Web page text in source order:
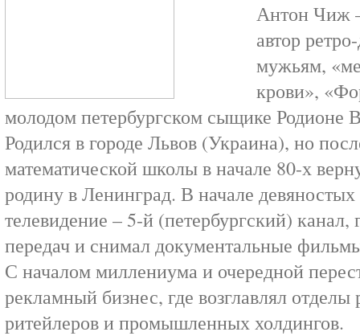
Антон Чиж
автор
мужьям,
крови»,
молодом петербургском сыщике Родионе
Родился в городе Львов (Украина), но
математической школы в начале 80-х
родину в Ленинград. В начале
телевидение – 5-й (петербургский) канал,
передач и снимал документальные
С началом миллениума и очередной
рекламный бизнес, где возглавлял
ритейлеров и промышленных холдингов.